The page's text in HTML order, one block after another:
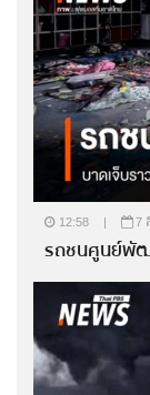
12:58 | 7
รถชนศูนย์พัฒ